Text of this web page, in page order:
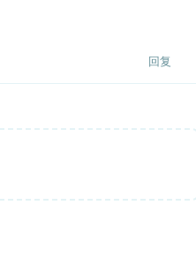
回复